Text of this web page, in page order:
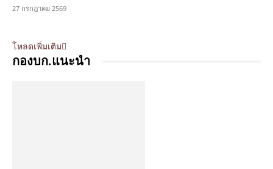
27 กรกฎาคม 2569
โหลดเพิ่มเติม
กองบก.แนะนำ